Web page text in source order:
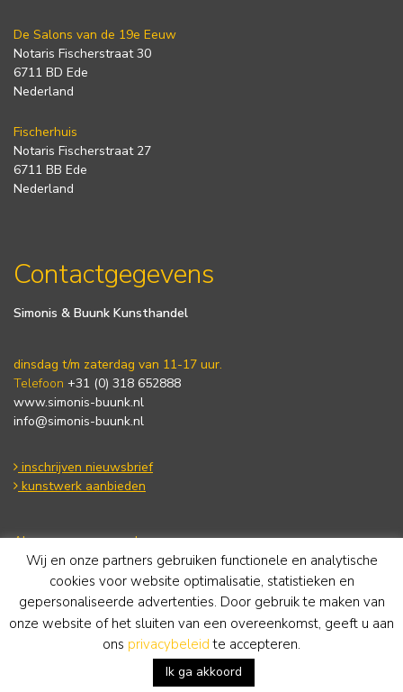
De Salons van de 19e Eeuw
Notaris Fischerstraat 30
6711 BD Ede
Nederland
Fischerhuis
Notaris Fischerstraat 27
6711 BB Ede
Nederland
Contactgegevens
Simonis & Buunk Kunsthandel
dinsdag t/m zaterdag van 11-17 uur.
Telefoon +31 (0) 318 652888
www.simonis-buunk.nl
info@simonis-buunk.nl
inschrijven nieuwsbrief
kunstwerk aanbieden
Algemene voorwaarden
Privacy statement
Cookie Policy
Disclaimer
Wij en onze partners gebruiken functionele en analytische
cookies voor website optimalisatie, statistieken en
gepersonaliseerde advertenties. Door gebruik te maken van
onze website of het sluiten van een overeenkomst, geeft u aan
ons privacybeleid te accepteren.
Ik ga akkoord